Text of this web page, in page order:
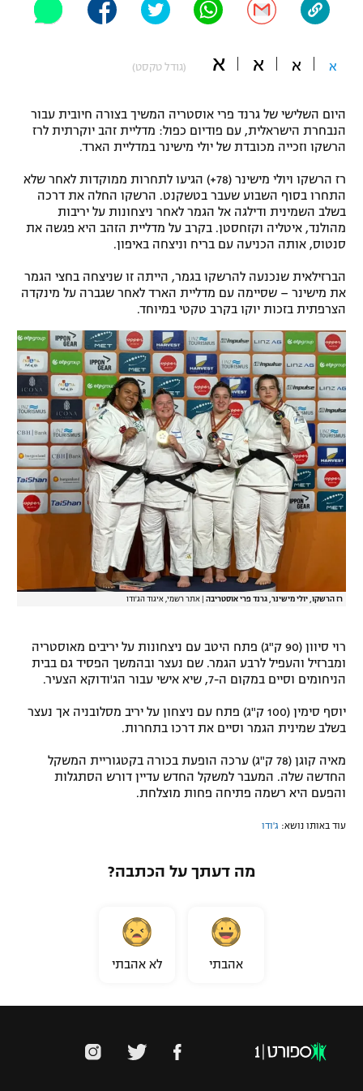
"מחצית בשכונה" – פודקאסט
תקנון משתתפים וזוכים בפרסים
תקנון עבור פעילות ספורט 1 – "מרלן"
טניס
גיימינג E-Sports
תנאי שימוש
מדיניות פרטיות
תקנון פעילות ספורט 1
רשיון להקרנה פומבית לבית עסק
הצטרפות לחבילת הערוצים
לוח דרושים – ג'ובנט
תגיות
ספורט מוטורי
כדורמים
פוטבול אמריקאי NFL
בייסבול MLB
ספורט אתגרי ואקסטרים
גיימינג E-Sports
א א א א (גודל טקסט)
היום השלישי של גרנד פרי אוסטריה המשיך בצורה חיובית עבור
הנבחרת הישראלית, עם פודיום כפול: מדליית זהב יוקרתית לרז
הרשקו וזכייה מכובדת של יולי מישינר במדליית הארד.
רז הרשקו ויולי מישינר (78+) הגיעו לתחרות ממוקדות לאחר שלא
התחרו בסוף השבוע שעבר בטשקנט. הרשקו החלה את דרכה
בשלב השמינית ודילגה אל הגמר לאחר ניצחונות על יריבות
מהולנד, איטליה וקזחסטן. בקרב על מדליית הזהב היא פגשה את
סנטוס, אותה הכניעה עם בריח וניצחה באיפון.
הברזילאית שנכנעה להרשקו בגמר, הייתה זו שניצחה בחצי הגמר
את מישינר – שסיימה עם מדליית הארד לאחר שגברה על מינקדה
הצרפתית בזכות יוקו בקרב טקטי במיוחד.
רז הרשקו, יולי מישינר, גרנד פרי אוסטריבה אתר רשמי, איגוד הג'ודו
רוי סיוון (90 ק"ג) פתח היטב עם ניצחונות על יריבים מאוסטריה
ומברזיל והעפיל לרבע הגמר. שם נעצר ובהמשך הפסיד גם בבית
הניחומים וסיים במקום ה-7, שיא אישי עבור הג'ודוקא הצעיר.
יוסף סימין (100 ק"ג) פתח עם ניצחון על יריב מסלובניה אך נעצר
בשלב שמינית הגמר וסיים את דרכו בתחרות.
מאיה קוגן (78 ק"ג) ערכה הופעת בכורה בקטגוריית המשקל
החדשה שלה. המעבר למשקל החדש עדיין דורש הסתגלות
והפעם היא רשמה פתיחה פחות מוצלחת.
עוד באותו נושא: ג'ודו
מה דעתך על הכתבה?
אהבתי לא אהבתי